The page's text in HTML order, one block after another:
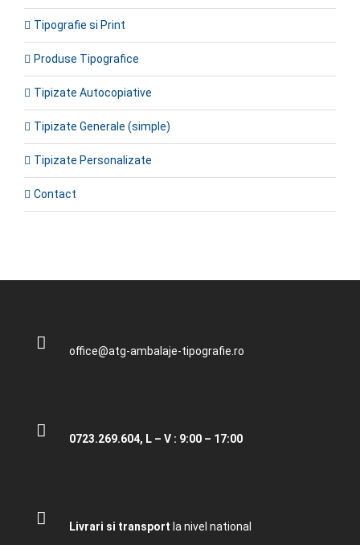
Tipografie si Print
Produse Tipografice
Tipizate Autocopiative
Tipizate Generale (simple)
Tipizate Personalizate
Contact
office@atg-ambalaje-tipografie.ro
0723.269.604, L – V : 9:00 – 17:00
Livrari si transport la nivel national